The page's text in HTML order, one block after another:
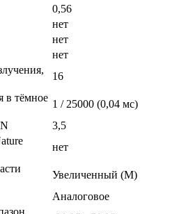
0,56
нет
нет
нет
16
в тёмное
1 / 25000 (0,04 мс)
3,5
нет
Увеличенный (M)
Аналоговое